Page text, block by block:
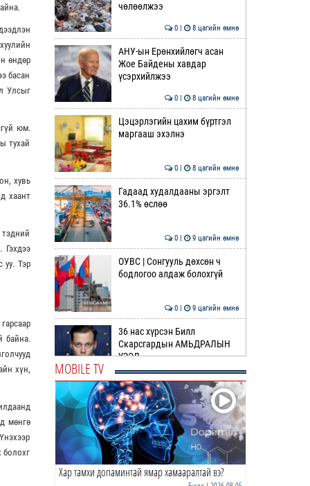
өндөр
басан
Улсыг
юм.
тухай
хувь
хаант
Гэхдээ
уу. Тэр
байна.
хүн,
мөнгө
болохг
чөлөөлжээ
0 | 8 цагийн өмнө
АНУ-ын Ерөнхийлөгч асан
Жое Байдены хавдар
үсэрхийлжээ
0 | 8 цагийн өмнө
Цэцэрлэгийн цахим бүртгэл
маргааш эхэлнэ
0 | 8 цагийн өмнө
Гадаад худалдааны эргэлт
36.1% өслөө
0 | 9 цагийн өмнө
ОУВС | Сонгууль дөхсөн ч
бодлогоо алдаж болохгүй
0 | 9 цагийн өмнө
36 нас хүрсэн Билл
Скарсгардын АМЬДРАЛЫН
ҮЗЭЛ
ӨРНИЙН ЗУРХАЙ |
Жинлүүрийнхний бүтээлч
байдал нэмэгдэнэ
0 | 12 цагийн өмнө
ӨГЛӨӨНИЙ МЭНД!
MOBILE TV
Хар тамхи допаминтай ямар хамааралтай вэ?